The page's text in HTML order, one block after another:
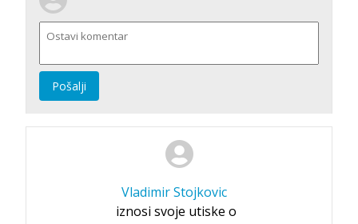
Pošalji
Vladimir Stojkovic
iznosi svoje utiske o